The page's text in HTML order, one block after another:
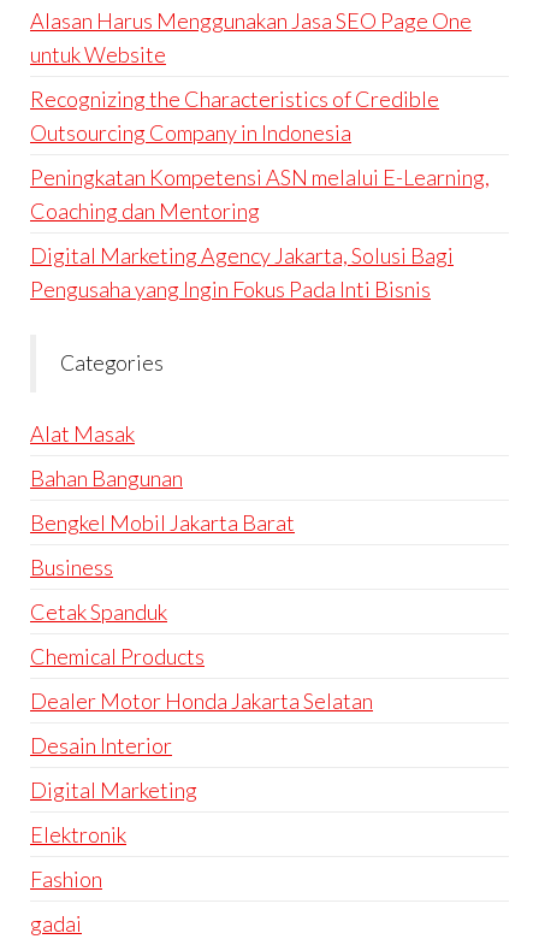
Alasan Harus Menggunakan Jasa SEO Page One
untuk Website
Recognizing the Characteristics of Credible
Outsourcing Company in Indonesia
Peningkatan Kompetensi ASN melalui E-Learning,
Coaching dan Mentoring
Digital Marketing Agency Jakarta, Solusi Bagi
Pengusaha yang Ingin Fokus Pada Inti Bisnis
Categories
Alat Masak
Bahan Bangunan
Bengkel Mobil Jakarta Barat
Business
Cetak Spanduk
Chemical Products
Dealer Motor Honda Jakarta Selatan
Desain Interior
Digital Marketing
Elektronik
Fashion
gadai